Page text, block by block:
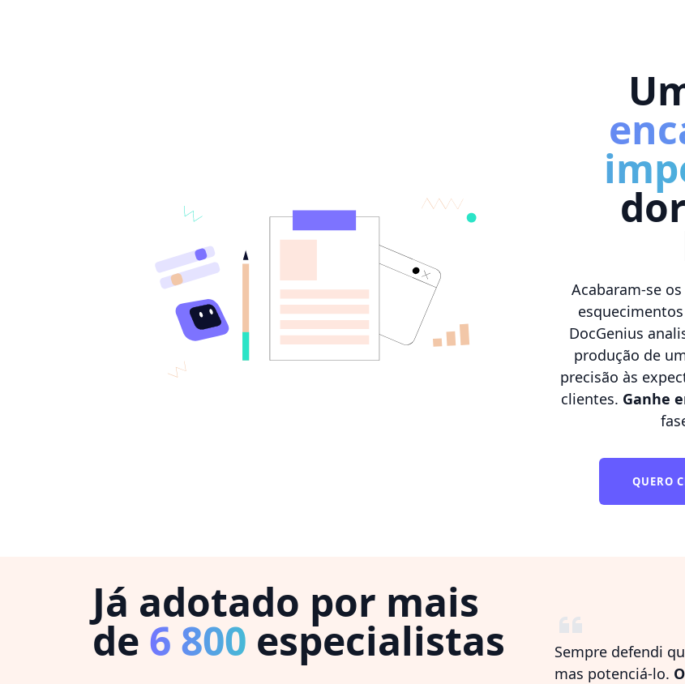
Acabaram-se
DocGenius
produção de
precisão às
clientes. Ganhe
QUERO
Já adotado por mais
de 6 800 especialistas
Sempre defendi
mas potenciá-lo.